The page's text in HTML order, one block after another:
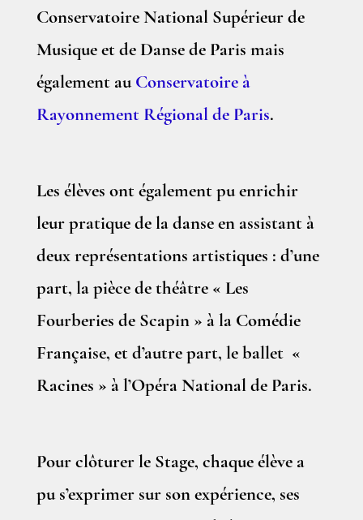
Conservatoire National Supérieur de
Musique et de Danse de Paris mais
également au Conservatoire à
Rayonnement Régional de Paris.
Les élèves ont également pu enrichir
leur pratique de la danse en assistant à
deux représentations artistiques : d’une
part, la pièce de théâtre « Les
Fourberies de Scapin » à la Comédie
Française, et d’autre part, le ballet «
Racines » à l’Opéra National de Paris.
Pour clôturer le Stage, chaque élève a
pu s’exprimer sur son expérience, ses